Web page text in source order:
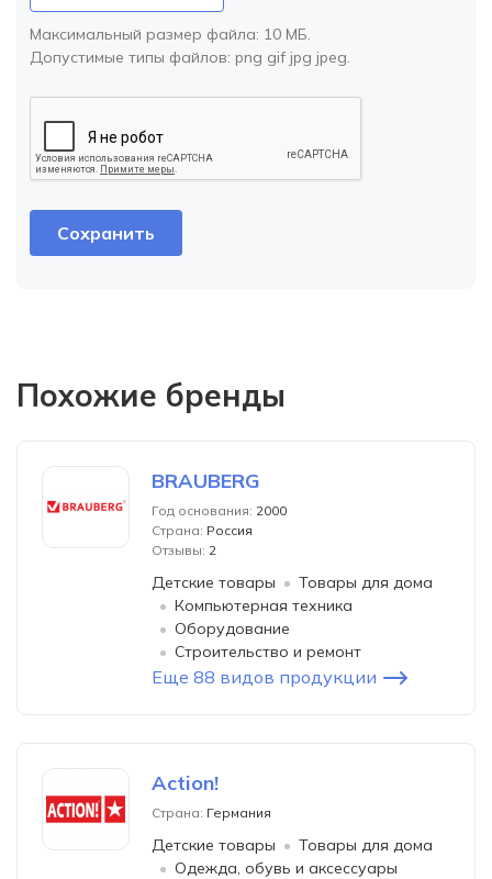
Максимальный размер файла: 10 МБ.
Допустимые типы файлов: png gif jpg jpeg.
Похожие бренды
BRAUBERG
Год основания: 2000
Страна: Россия
Отзывы: 2
Детские товары
Товары для дома
Компьютерная техника
Оборудование
Строительство и ремонт
Еще 88 видов продукции
Action!
Страна: Германия
Детские товары
Товары для дома
Одежда, обувь и аксессуары